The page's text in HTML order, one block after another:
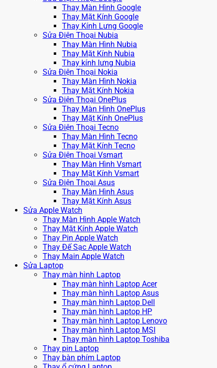
Thay Màn Hình Google
Thay Mặt Kính Google
Thay Kính Lưng Google
Sửa Điện Thoại Nubia
Thay Màn Hình Nubia
Thay Mặt Kính Nubia
Thay kính lưng Nubia
Sửa Điện Thoại Nokia
Thay Màn Hình Nokia
Thay Mặt Kính Nokia
Sửa Điện Thoại OnePlus
Thay Màn Hình OnePlus
Thay Mặt Kính OnePlus
Sửa Điện Thoại Tecno
Thay Màn Hình Tecno
Thay Mặt Kính Tecno
Sửa Điện Thoại Vsmart
Thay Màn Hình Vsmart
Thay Mặt Kính Vsmart
Sửa Điện Thoại Asus
Thay Màn Hình Asus
Thay Mặt Kính Asus
Sửa Apple Watch
Thay Màn Hình Apple Watch
Thay Mặt Kính Apple Watch
Thay Pin Apple Watch
Thay Đế Sạc Apple Watch
Thay Main Apple Watch
Sửa Laptop
Thay màn hình Laptop
Thay màn hình Laptop Acer
Thay màn hình Laptop Asus
Thay màn hình Laptop Dell
Thay màn hình Laptop HP
Thay màn hình Laptop Lenovo
Thay màn hình Laptop MSI
Thay màn hình Laptop Toshiba
Thay pin Laptop
Thay bàn phím Laptop